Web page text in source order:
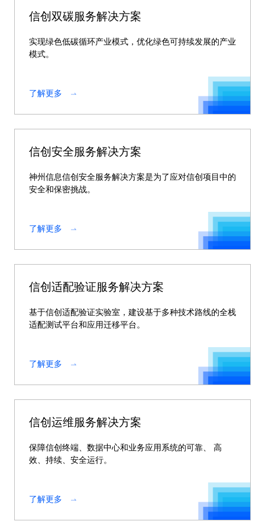
信创双碳服务解决方案
实现绿色低碳循环产业模式，优化绿色可持续发展的产业
模式。
了解更多
信创安全服务解决方案
神州信息信创安全服务解决方案是为了应对信创项目中的
安全和保密挑战。
了解更多
信创适配验证服务解决方案
基于信创适配验证实验室，建设基于多种技术路线的全栈
适配测试平台和应用迁移平台。
了解更多
信创运维服务解决方案
保障信创终端、数据中心和业务应用系统的可靠、 高
效、持续、安全运行。
了解更多